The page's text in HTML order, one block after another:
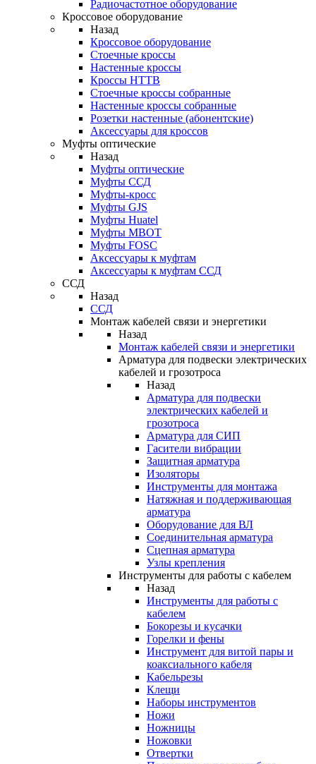
Радиочастотное оборудование
Кроссовое оборудование
Назад
Кроссовое оборудование
Стоечные кроссы
Настенные кроссы
Кроссы HTTB
Стоечные кроссы собранные
Настенные кроссы собранные
Розетки настенные (абонентские)
Аксессуары для кроссов
Муфты оптические
Назад
Муфты оптические
Муфты ССД
Муфты-кросс
Муфты GJS
Муфты Huatel
Муфты МВОТ
Муфты FOSC
Аксессуары к муфтам
Аксессуары к муфтам ССД
ССД
Назад
ССД
Монтаж кабелей связи и энергетики
Назад
Монтаж кабелей связи и энергетики
Арматура для подвески электрических
кабелей и грозотроса
Назад
Арматура для подвески
электрических кабелей и
грозотроса
Арматура для СИП
Гасители вибрации
Защитная арматура
Изоляторы
Инструменты для монтажа
Натяжная и поддерживающая
арматура
Оборудование для ВЛ
Соединительная арматура
Сцепная арматура
Узлы крепления
Инструменты для работы с кабелем
Назад
Инструменты для работы с
кабелем
Бокорезы и кусачки
Горелки и фены
Инструмент для витой пары и
коаксиального кабеля
Кабельрезы
Клещи
Наборы инструментов
Ножи
Ножницы
Ножовки
Отвертки